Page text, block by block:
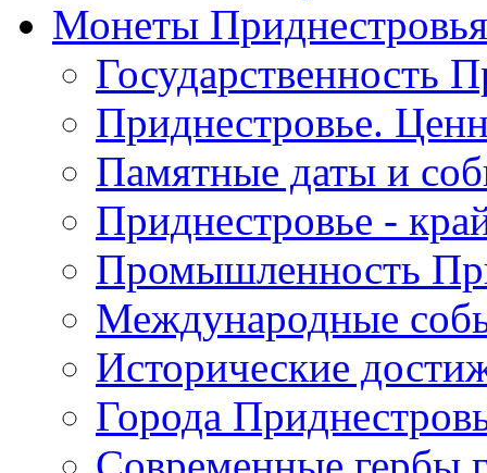
Монеты Приднестровья
Государственность
Приднестровье.
Памятные даты и
Приднестровье -
Промышленность
Международные
Исторические
Города